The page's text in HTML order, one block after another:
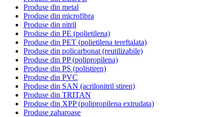
Produse din metal
Produse din microfibra
Produse din nitril
Produse din PE (polietilena)
Produse din PET (polietilena tereftalata)
Produse din policarbonat (reutilizabile)
Produse din PP (polipropilena)
Produse din PS (polistiren)
Produse din PVC
Produse din SAN (acrilonitril stiren)
Produse din TRITAN
Produse din XPP (polipropilena extrudata)
Produse zaharoase